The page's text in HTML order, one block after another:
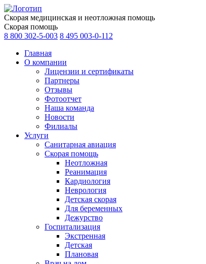
Скорая медицинская и неотложная помощь
Скорая помощь
8 800 302-5-003 8 495 003-0-112
Главная
О компании
Лицензии и сертификаты
Партнеры
Отзывы
Фотоотчет
Наша команда
Новости
Филиалы
Услуги
Санитарная авиация
Скорая помощь
Неотложная
Реанимация
Кардиология
Неврология
Детская скорая
Для беременных
Дежурство
Госпитализация
Экстренная
Детская
Плановая